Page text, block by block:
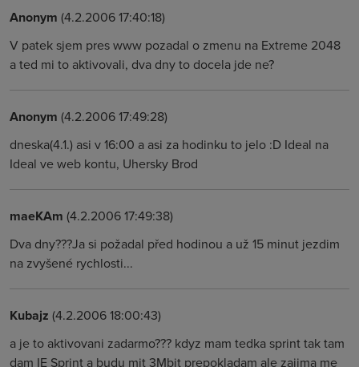
Anonym (4.2.2006 17:40:18)
V patek sjem pres www pozadal o zmenu na Extreme 2048
a ted mi to aktivovali, dva dny to docela jde ne?
Anonym (4.2.2006 17:49:28)
dneska(4.1.) asi v 16:00 a asi za hodinku to jelo :D Ideal na
Ideal ve web kontu, Uhersky Brod
maeKAm (4.2.2006 17:49:38)
Dva dny???Ja si požadal před hodinou a už 15 minut jezdim
na zvyšené rychlosti...
Kubajz (4.2.2006 18:00:43)
a je to aktivovani zadarmo??? kdyz mam tedka sprint tak tam
dam IE Sprint a budu mit 3Mbit prepokladam ale zajima me